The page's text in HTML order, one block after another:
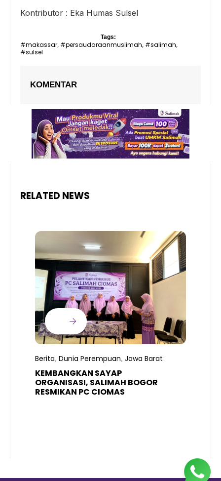
Kontributor : Eka Humas Sulsel
Tags:
#makassar, #persaudaraanmuslimah, #salimah,
#sulsel
KOMENTAR
RELATED NEWS
Berita Dunia Perempuan Jawa Barat
KEMBANGKAN SAYAP
ORGANISASI, SALIMAH BOGOR
RESMIKAN PC CIOMAS